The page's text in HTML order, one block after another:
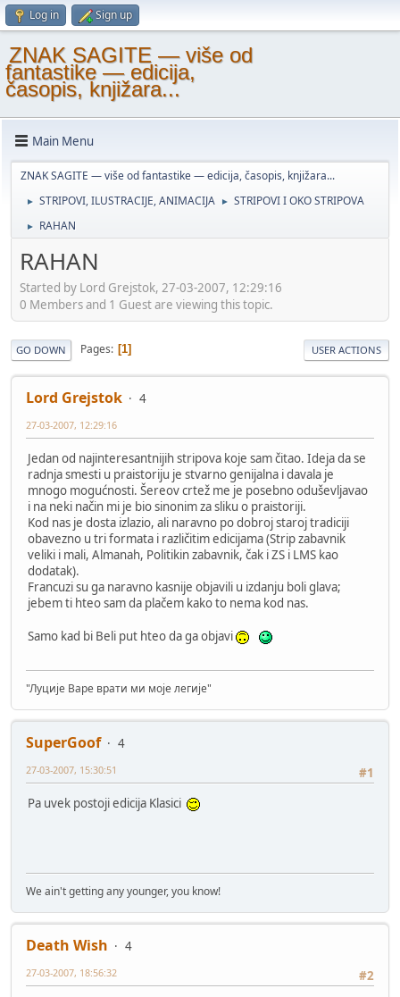
Log in Sign up
ZNAK SAGITE — više od
fantastike — edicija,
časopis, knjižara...
Main Menu
ZNAK SAGITE — više od fantastike — edicija, časopis, knjižara...
► STRIPOVI, ILUSTRACIJE, ANIMACIJA ► STRIPOVI I OKO STRIPOVA
► RAHAN
RAHAN
Started by Lord Grejstok, 27-03-2007, 12:29:16
0 Members and 1 Guest are viewing this topic.
GO DOWN Pages 1 USER ACTIONS
Lord Grejstok 4
27-03-2007, 12:29:16
Jedan od najinteresantnijih stripova koje sam čitao. Ideja da se
radnja smesti u praistoriju je stvarno genijalna i davala je
mnogo mogućnosti. Šereov crtež me je posebno oduševljavao
i na neki način mi je bio sinonim za sliku o praistoriji.
Kod nas je dosta izlazio, ali naravno po dobroj staroj tradiciji
obavezno u tri formata i različitim edicijama (Strip zabavnik
veliki i mali, Almanah, Politikin zabavnik, čak i ZS i LMS kao
dodatak).
Francuzi su ga naravno kasnije objavili u izdanju boli glava;
jebem ti hteo sam da plačem kako to nema kod nas.
Samo kad bi Beli put hteo da ga objavi
"Луције Варе врати ми моје легије"
SuperGoof
4
#1
27-03-2007, 15:30:51
Pa uvek postoji edicija Klasici
We ain't getting any younger, you know!
Death Wish
4
#2
27-03-2007, 18:56:32